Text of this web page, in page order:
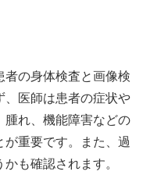
者の身体検査と画像検
、医師は患者の症状や
腫れ、機能障害などの
重要です。また、過
も確認されます。